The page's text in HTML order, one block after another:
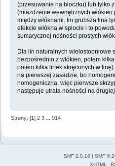
(przesuwanie na bloczku) lub tylko
(miażdżenie wewnętrznych
między włóknami. Im grubsza lina
efekcie włókna w splocie i to
sumarycznej nośności prostych
Dla lin naturalnych wielostopniowe
bezpośrednio z włókien, potem
potem kilka linek skręconych w
na pierwszej zasadzie, bo
homogeniczna, więc pierwsze
następuje utrata nośności na
Strony: [1]2 3 ...914
SMF 2.0.18 | SMF ©
XHTML